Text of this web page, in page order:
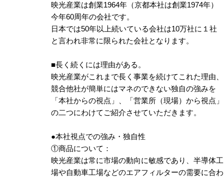
映光産業は創業1964年（京都本社は創業1974年）
今年60周年の会社です。
日本では50年以上続いている会社は10万社に１社
と言われ非常に限られた会社となります。
■長く続くには理由がある。
映光産業がこれまで長く事業を続けてこれた理由、
競合他社が簡単にはマネのできない独自の強みを
「本社からの視点」、「営業所（現場）から視点」
の二つにわけてご紹介させていただきます。
●本社視点での強み・独自性
①商品について：
映光産業は常に市場の動向に敏感であり、半導体工
場や自動車工場などのエアフィルターの需要に合わ